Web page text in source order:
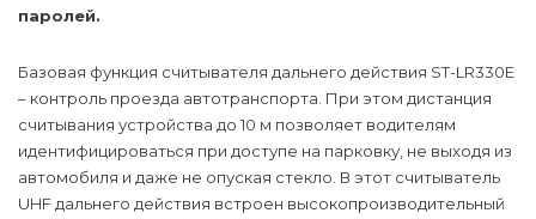
паролей.
Базовая функция считывателя дальнего действия ST-LR330E
– контроль проезда автотранспорта. При этом дистанция
считывания устройства до 10 м позволяет водителям
идентифицироваться при доступе на парковку, не выходя из
автомобиля и даже не опуская стекло. В этот считыватель
UHF дальнего действия встроен высокопроизводительный